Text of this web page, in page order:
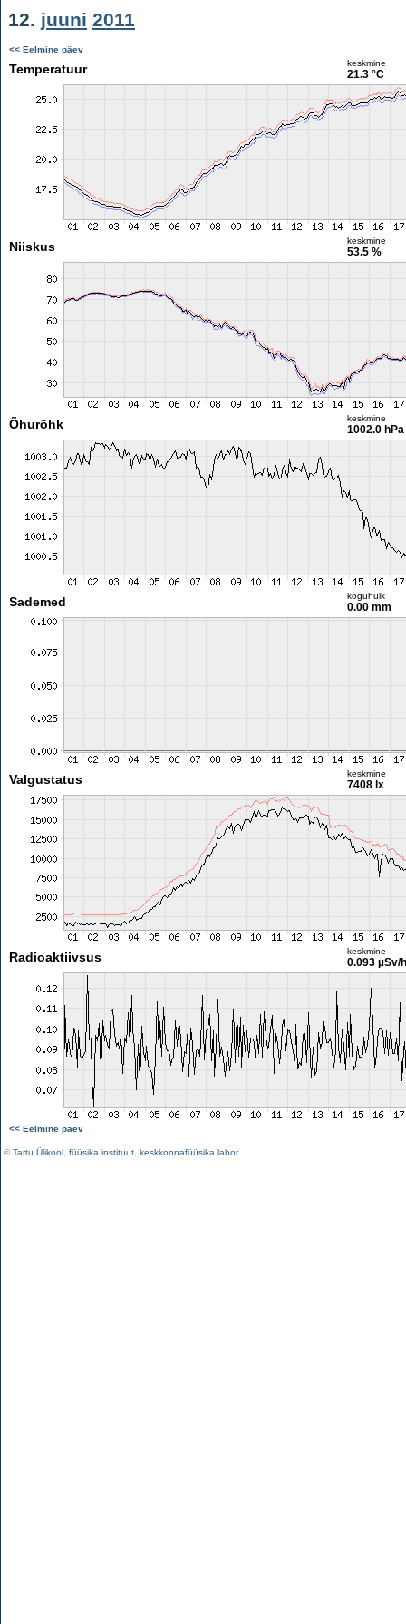
12. juuni 2011
<< Eelmine päev
Temperatuur keskmine
21.3 °C
Niiskus keskmine
53.5 %
Õhurõhk keskmine
1002.0 hPa
Sademed koguhulk
0.00 mm
Valgustatus keskmine
7408 lx
Radioaktiivsus keskmine
0.093 µSv/h
<< Eelmine päev
©Tartu Ülikool füüsika instituut keskkonnafüüsika labor